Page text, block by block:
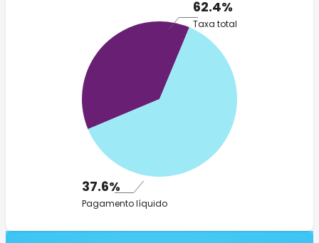
62.4%
Taxa total
37.6%
Pagamento líquido